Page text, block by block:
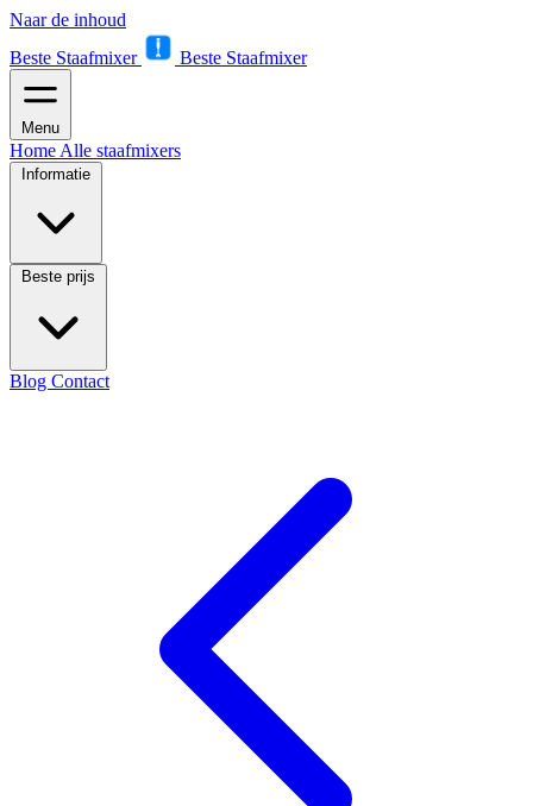
Naar de inhoud
Beste Staafmixer
Beste Staafmixer
Menu
Home Alle staafmixers
Informatie
Beste prijs
Blog Contact